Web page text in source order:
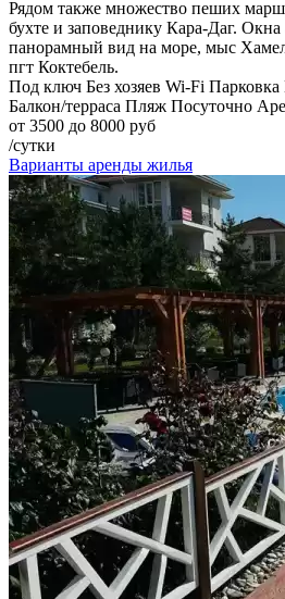
Рядом также множество пеших
бухте и заповеднику Кара-Даг.
панорамный вид на море, мыс
пгт Коктебель.
Под ключ Без хозяев Wi-Fi Парковка
Балкон/терраса Пляж Посуточно
от 3500 до 8000 руб
/сутки
Варианты аренды жилья